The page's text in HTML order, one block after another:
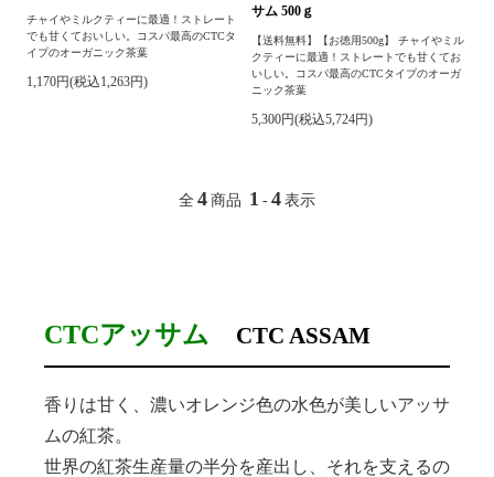
チャイやミルクティーに最適！ストレート
でも甘くておいしい。コスパ最高のCTCタ
イプのオーガニック茶葉
1,170円(税込1,263円)
サム 500ｇ
【送料無料】【お徳用500g】 チャイやミル
クティーに最適！ストレートでも甘くてお
いしい。コスパ最高のCTCタイプのオーガ
ニック茶葉
5,300円(税込5,724円)
全 4 商品 1 - 4 表示
CTCアッサム CTC ASSAM
香りは甘く、濃いオレンジ色の水色が美しいアッサ
ムの紅茶。
世界の紅茶生産量の半分を産出し、それを支えるの